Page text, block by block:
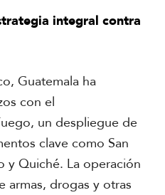
integral contra
Guatemala ha
con el
un despliegue de
clave como San
y Quiché. La operación
armas, drogas y otras